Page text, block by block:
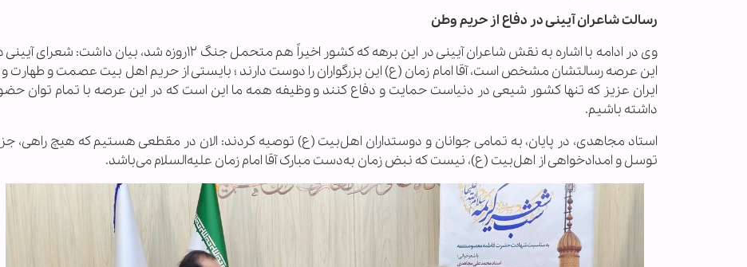
رسالت شاعران آیینی در دفاع از حریم وطن
وی در ادامه با اشاره به نقش شاعران آیینی در این برهه که کشور اخیراً هم متحمل جنگ ۱۲روزه شد، بیان داشت: شعرای
این عرصه رسالتشان مشخص است، آقا امام زمان (ع) این بزرگواران را دوست دارند ؛ بایستی از حریم اهل بیت عصمت و طهارت و
ایران عزیز که تنها کشور شیعی در دنیاست حمایت و دفاع کنند و وظیفه همه ما این است که در این عرصه با تمام توان
داشته باشیم.
استاد مجاهدی، در پایان، به تمامی جوانان و دوستداران اهل‌بیت (ع) توصیه کردند: الان در مقطعی هستیم که هیچ راهی،
توسل و امدادخواهی از اهل‌بیت (ع)، نیست که نبض زمان به‌دست مبارک آقا امام زمان علیه‌السلام می‌باشد.